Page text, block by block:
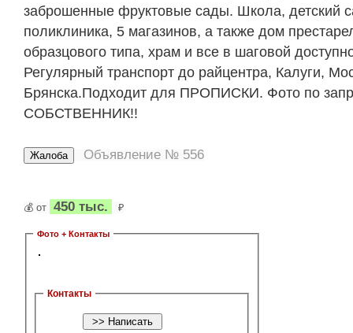
заброшенные фруктовые сады. Школа, детский
поликлиника, 5 магазинов, а также дом
образцового типа, храм и все в шаговой
Регулярный транспорт до райцентра, Калуги,
Брянска.Подходит для ПРОПИСКИ. Фото по
СОБСТВЕННИК!!
Объявление № 556
💰 от 450 тыс. ₽
Фото + Контакты
Контакты